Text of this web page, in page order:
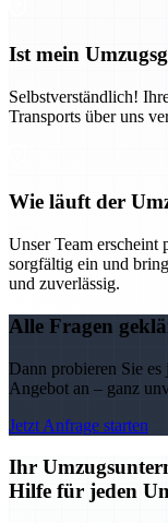
Ist mein
Selbstverständlich!
Transports über uns
Wie läuft der
Unser Team erscheint
sorgfältig ein und
und zuverlässig.
Alle Fragen
Dann probieren Sie
Angebot an – ganz
Jetzt Anfrage starten
Ihr
Hilfe für jeden